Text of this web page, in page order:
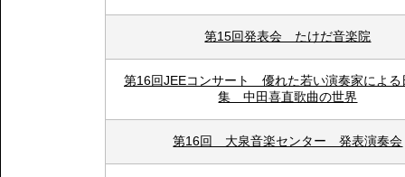
第15回発表会 たけだ音楽院
第16回JEEコンサート 優れた若い演奏家による
集 中田喜直歌曲の世界
第16回 大泉音楽センター 発表演奏会